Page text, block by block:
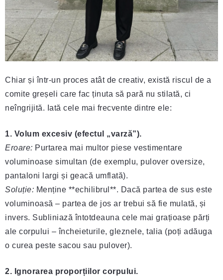
Chiar și într-un proces atât de creativ, există riscul de a
comite greșeli care fac ținuta să pară nu stilată, ci
neîngrijită. Iată cele mai frecvente dintre ele:
1. Volum excesiv (efectul „varză”).
Eroare: Purtarea mai multor piese vestimentare
voluminoase simultan (de exemplu, pulover oversize,
pantaloni largi și geacă umflată).
Soluție: Menține **echilibrul**. Dacă partea de sus este
voluminoasă – partea de jos ar trebui să fie mulată, și
invers. Subliniază întotdeauna cele mai grațioase părți
ale corpului – încheieturile, gleznele, talia (poți adăuga
o curea peste sacou sau pulover).
2. Ignorarea proporțiilor corpului.